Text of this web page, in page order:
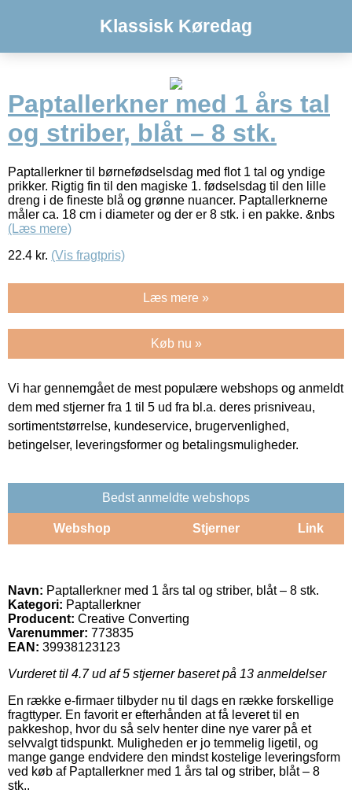
Klassisk Køredag
Paptallerkner med 1 års tal
og striber, blåt – 8 stk.
Paptallerkner til børnefødselsdag med flot 1 tal og yndige
prikker. Rigtig fin til den magiske 1. fødselsdag til den lille
dreng i de fineste blå og grønne nuancer. Paptallerknerne
måler ca. 18 cm i diameter og der er 8 stk. i en pakke. &nbs
(Læs mere)
22.4 kr. (Vis fragtpris)
Læs mere »
Køb nu »
Vi har gennemgået de mest populære webshops og anmeldt
dem med stjerner fra 1 til 5 ud fra bl.a. deres prisniveau,
sortimentstørrelse, kundeservice, brugervenlighed,
betingelser, leveringsformer og betalingsmuligheder.
Bedst anmeldte webshops
Webshop Stjerner Link
Navn: Paptallerkner med 1 års tal og striber, blåt – 8 stk.
Kategori: Paptallerkner
Producent: Creative Converting
Varenummer: 773835
EAN: 39938123123
Vurderet til 4.7ud af 5 stjerner baseret på 13 anmeldelser
En række e-firmaer tilbyder nu til dags en række forskellige
fragttyper. En favorit er efterhånden at få leveret til en
pakkeshop, hvor du så selv henter dine nye varer på et
selvvalgt tidspunkt. Muligheden er jo temmelig ligetil, og
mange gange endvidere den mindst kostelige leveringsform
ved køb af Paptallerkner med 1 års tal og striber, blåt – 8
stk..